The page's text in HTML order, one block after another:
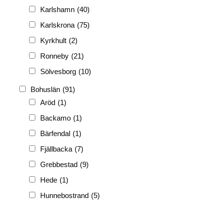
Karlshamn (40)
Karlskrona (75)
Kyrkhult (2)
Ronneby (21)
Sölvesborg (10)
Bohuslän (91)
Aröd (1)
Backamo (1)
Bärfendal (1)
Fjällbacka (7)
Grebbestad (9)
Hede (1)
Hunnebostrand (5)